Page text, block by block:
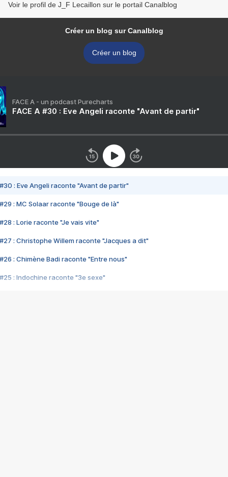
Voir le profil de J_F Lecaillon sur le portail Canalblog
Créer un blog sur Canalblog
Créer un blog
FACE A - un podcast Purecharts
FACE A #30 : Eve Angeli raconte "Avant de partir"
#30 : Eve Angeli raconte "Avant de partir"
#29 : MC Solaar raconte "Bouge de là"
#28 : Lorie raconte "Je vais vite"
#27 : Christophe Willem raconte "Jacques a dit"
#26 : Chimène Badi raconte "Entre nous"
#25 : Indochine raconte "3e sexe"